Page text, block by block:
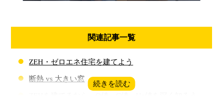
関連記事一覧
ZEH・ゼロエネ住宅を建てよう
断熱 vs 大きい窓